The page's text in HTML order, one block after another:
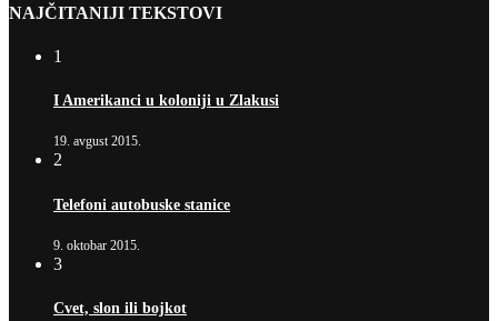
NAJČITANIJI TEKSTOVI
1
I Amerikanci u koloniji u Zlakusi
19. avgust 2015.
2
Telefoni autobuske stanice
9. oktobar 2015.
3
Cvet, slon ili bojkot